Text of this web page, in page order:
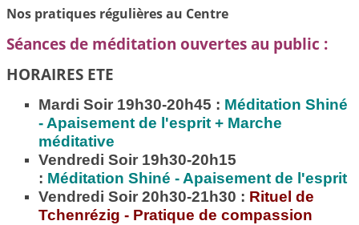
Nos pratiques régulières au Centre
Séances de méditation ouvertes au public :
HORAIRES ETE
Mardi Soir 19h30-20h45 : Méditation Shiné
- Apaisement de l'esprit + Marche
méditative
Vendredi Soir 19h30-20h15
: Méditation Shiné - Apaisement de l'esprit
Vendredi Soir 20h30-21h30 : Rituel de
Tchenrézig - Pratique de compassion